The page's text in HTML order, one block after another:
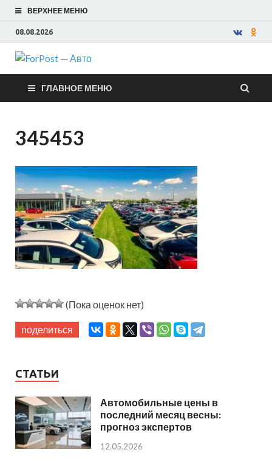
ВЕРХНЕЕ МЕНЮ
08.08.2026
ForPost —
Авто
ГЛАВНОЕ МЕНЮ
345453
(Пока оценок нет)
поделиться
СТАТЬИ
Автомобильные цены в
последний месяц весны:
прогноз экспертов
12.05.2026